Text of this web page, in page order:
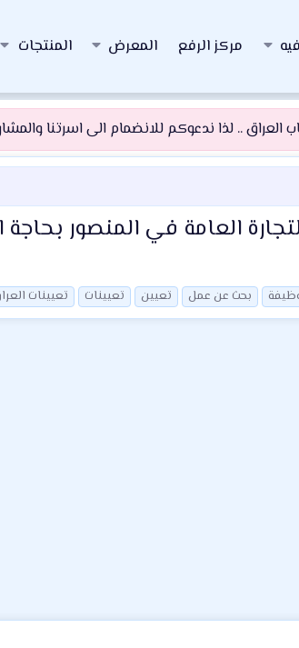
مركز الرفع المعرض المنتجات
.. لذا ندعوكم للانضمام الى اسرتنا
العامة في المنصور
بحث عن عمل تعيين تعيينات تعيينات